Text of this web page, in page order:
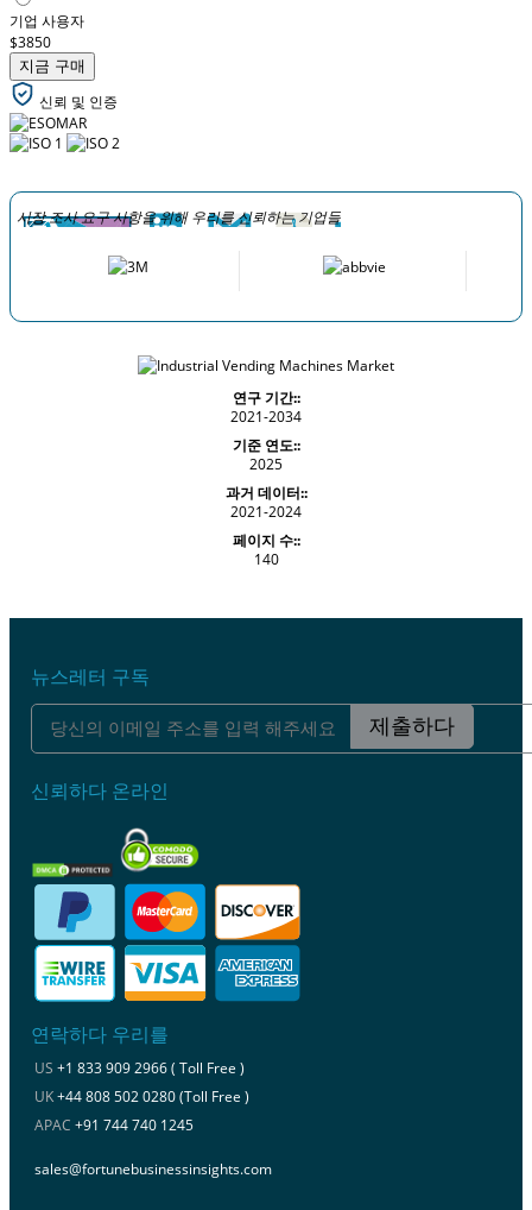
기업 사용자
$3850
지금 구매
신뢰 및 인증
시장 조사 요구 사항을 위해 우리를 신뢰하는 기업들
연구 기간::
2021-2034
기준 연도::
2025
과거 데이터::
2021-2024
페이지 수::
140
뉴스레터 구독
제출하다
신뢰하다 온라인
연락하다 우리를
US +1 833 909 2966 ( Toll Free )
UK+44 808 502 0280 (Toll Free )
APAC +91 744 740 1245
sales@fortunebusinessinsights.com